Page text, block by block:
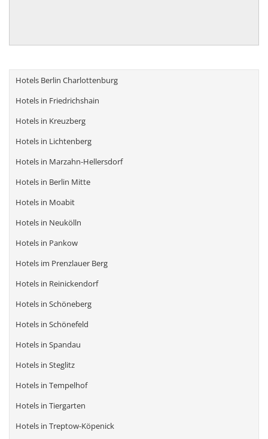
Hotels Berlin Charlottenburg
Hotels in Friedrichshain
Hotels in Kreuzberg
Hotels in Lichtenberg
Hotels in Marzahn-Hellersdorf
Hotels in Berlin Mitte
Hotels in Moabit
Hotels in Neukölln
Hotels in Pankow
Hotels im Prenzlauer Berg
Hotels in Reinickendorf
Hotels in Schöneberg
Hotels in Schönefeld
Hotels in Spandau
Hotels in Steglitz
Hotels in Tempelhof
Hotels in Tiergarten
Hotels in Treptow-Köpenick